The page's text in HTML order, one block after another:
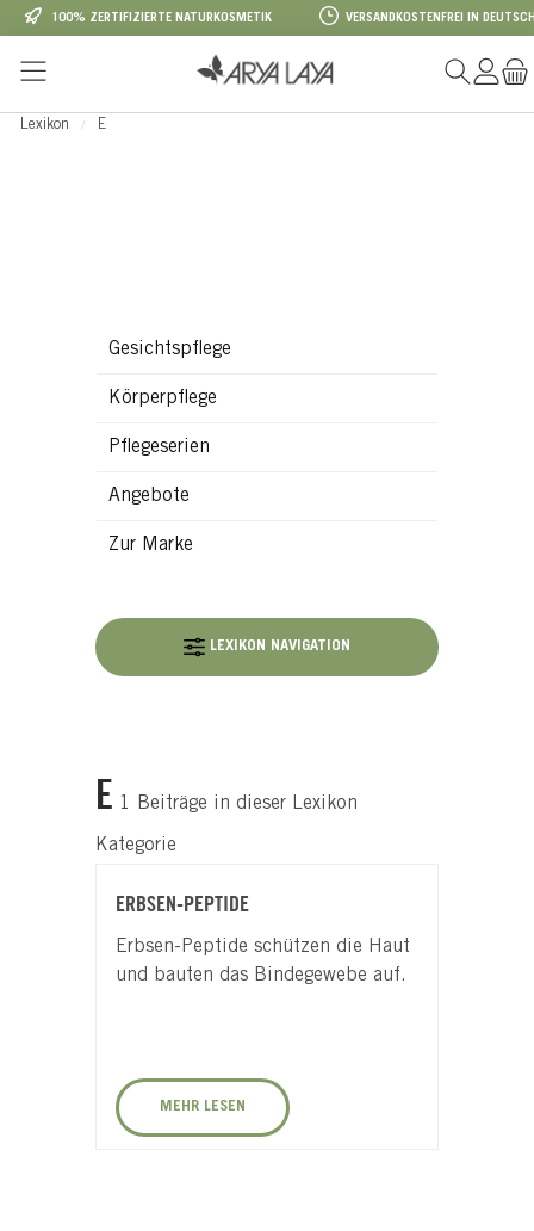
Zum Hauptinhalt springen
100% ZERTIFIZIERTE NATURKOSMETIK VERSANDKOSTENFREI IN
Lexikon E
Gesichtspflege
Körperpflege
Pflegeserien
Angebote
Zur Marke
LEXIKON NAVIGATION
E 1 Beiträge in dieser Lexikon
Kategorie
ERBSEN-PEPTIDE
Erbsen-Peptide schützen die Haut
und bauten das Bindegewebe auf.
MEHR LESEN